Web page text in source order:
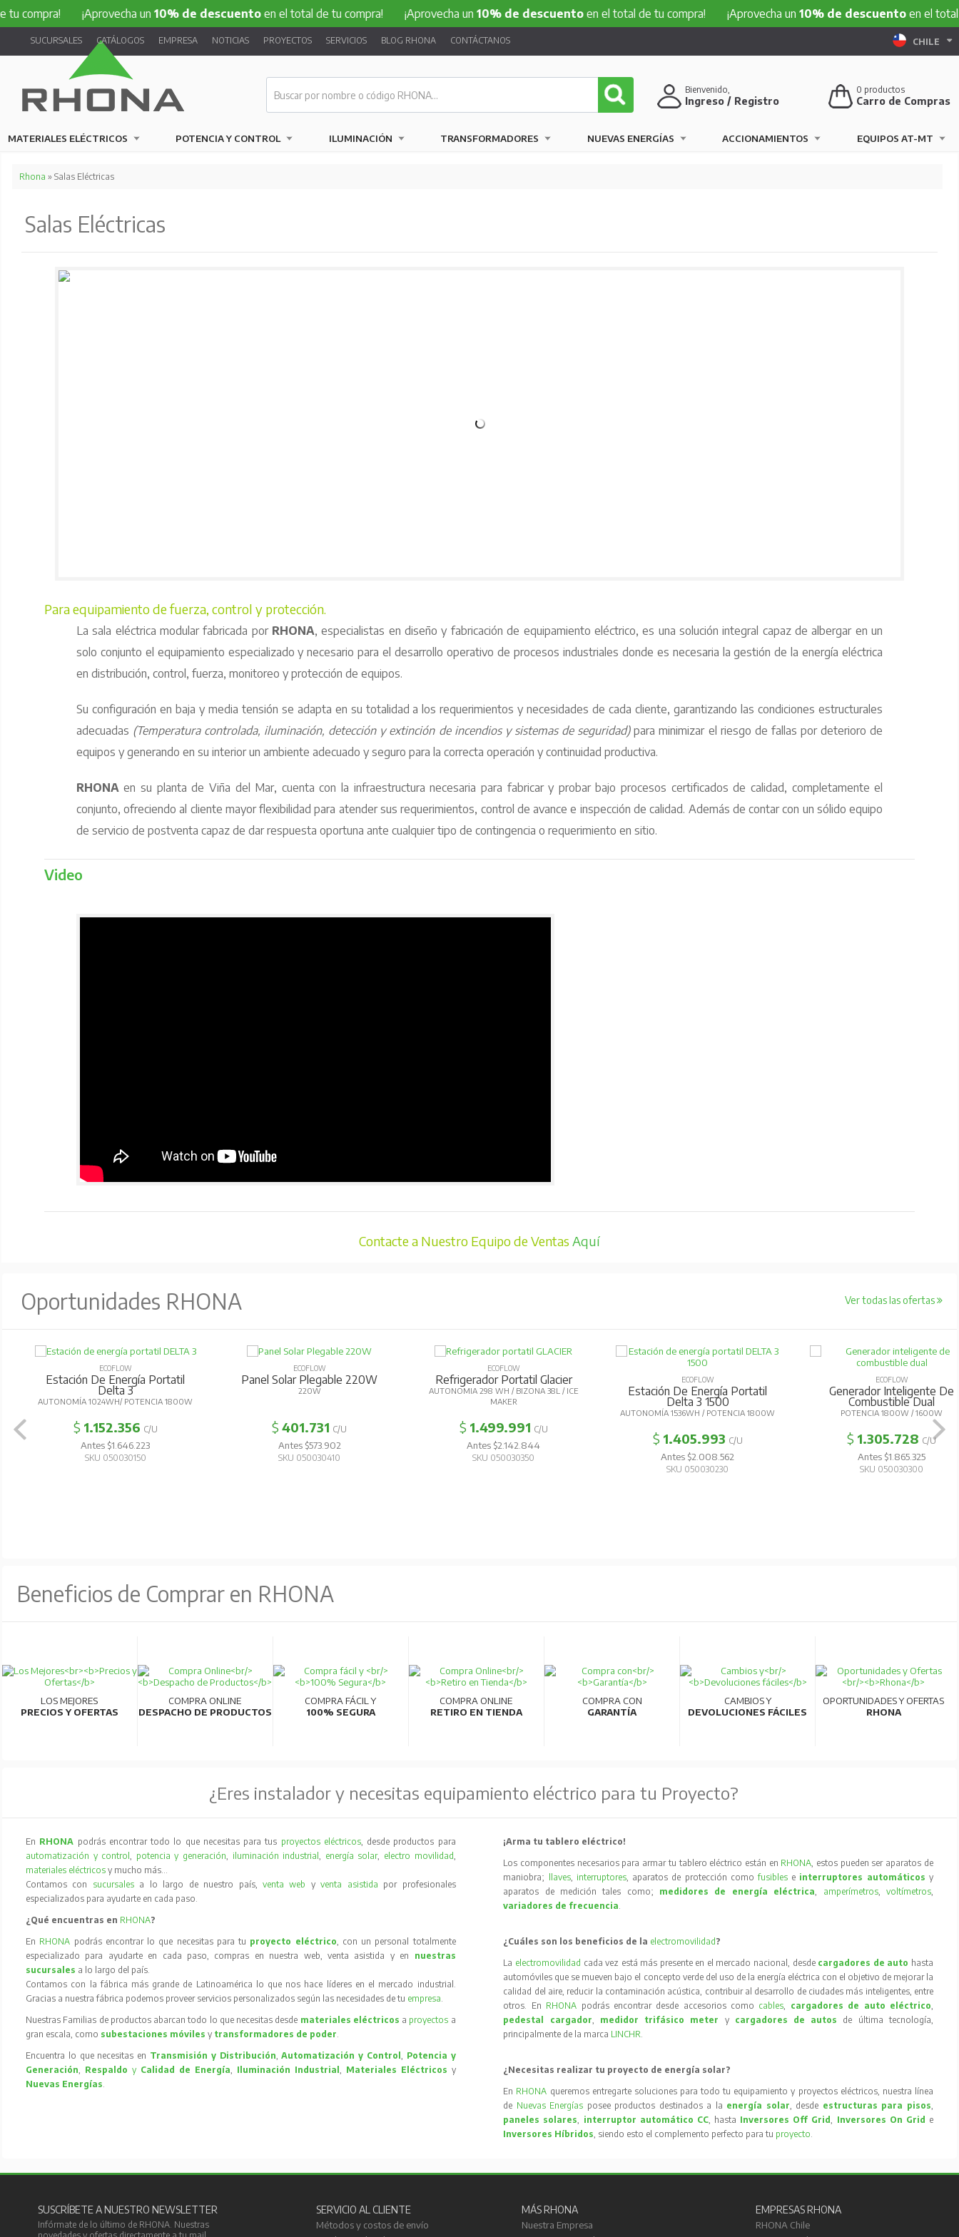
¡Aprovecha un10% de descuentoen el total de tu compra! ¡Aprovecha un10% de descuentoen el total de tu compra! ¡Aprovecha un10% de descuentoen el total de tu
SUCURSALES CATÁLOGOS EMPRESA NOTICIAS PROYECTOS SERVICIOS BLOG RHONA CONTÁCTANOS CHILE
0 productos
Carro de Compras
Bienvenido,
Ingreso / Registro
MATERIALES ELÉCTRICOS POTENCIA Y CONTROL ILUMINACIÓN TRANSFORMADORES NUEVAS ENERGÍAS ACCIONAMIENTOS EQUIPOS AT-MT
Rhona » Salas Eléctricas
Salas Eléctricas
Para equipamiento de fuerza, control y protección.
La sala eléctrica modular fabricada por RHONA, especialistas en diseño y fabricación de equipamiento eléctrico, es una solución integral capaz de albergar en un
solo conjunto el equipamiento especializado y necesario para el desarrollo operativo de procesos industriales donde es necesaria la gestión de la energía eléctrica
en distribución, control, fuerza, monitoreo y protección de equipos.
Su configuración en baja y media tensión se adapta en su totalidad a los requerimientos y necesidades de cada cliente, garantizando las condiciones estructurales
adecuadas (Temperatura controlada, iluminación, detección y extinción de incendios y sistemas de seguridad)para minimizar el riesgo de fallas por deterioro de
equipos y generando en su interior un ambiente adecuado y seguro para la correcta operación y continuidad productiva.
RHONAen su planta de Viña del Mar, cuenta con la infraestructura necesaria para fabricar y probar bajo procesos certificados de calidad, completamente el
conjunto, ofreciendo al cliente mayor flexibilidad para atender sus requerimientos, control de avance e inspección de calidad. Además de contar con un sólido equipo
de servicio de postventa capaz de dar respuesta oportuna ante cualquier tipo de contingencia o requerimiento en sitio.
Video
Contacte a Nuestro Equipo de Ventas Aquí
Oportunidades RHONA Ver todas las ofertas
ECOFLOW
Estación De Energía Portatil
Delta 3
AUTONOMÍA 1024WH/ POTENCIA 1800W
$ 1.152.356 C/U
Antes $1.646.223
SKU 050030150
ECOFLOW
Panel Solar Plegable 220W
220W
$401.731 C/U
Antes $573.902
SKU 050030410
ECOFLOW
Refrigerador Portatil Glacier
AUTONOMIA 298 WH / BIZONA 38L / ICE
MAKER
$ 1.499.991 C/U
Antes $2.142.844
SKU 050030350
ECOFLOW
Estación De Energía Portatil
Delta 3 1500
AUTONOMÍA 1536WH / POTENCIA 1800W
$ 1.405.993 C/U
Antes $2.008.562
SKU 050030230
ECOFLOW
Generador Inteligente De
Combustible Dual
POTENCIA 1800W / 1600W
$ 1.305.728 C/U
Antes $1.865.325
SKU 050030300
Beneficios de Comprar en RHONA
LOS MEJORES
PRECIOS Y OFERTAS
COMPRA ONLINE
DESPACHO DE PRODUCTOS
COMPRA FÁCIL Y
100% SEGURA
COMPRA ONLINE
RETIRO EN TIENDA
COMPRA CON
GARANTÍA
CAMBIOS Y
DEVOLUCIONES FÁCILES
OPORTUNIDADES Y OFERTAS
RHONA
¿Eres instalador y necesitas equipamiento eléctrico para tu Proyecto?
En RHONA podrás encontrar todo lo que necesitas para tus proyectos eléctricos, desde productos para
automatización y control, potencia y generación, iluminación industrial, energía solar, electro movilidad,
materiales eléctricos y mucho más…
Contamos con sucursales a lo largo de nuestro país, venta web yventa asistida por profesionales
especializados para ayudarte en cada paso.
¿Qué encuentras en RHONA?
En RHONA podrás encontrar lo que necesitas para tu proyecto eléctrico, con un personal totalmente
especializado para ayudarte en cada paso, compras en nuestra web, venta asistida y en nuestras
sucursales a lo largo del país.
Contamos con la fábrica más grande de Latinoamérica lo que nos hace líderes en el mercado industrial.
Gracias a nuestra fábrica podemos proveer servicios personalizados según las necesidades de tu empresa.
Nuestras Familias de productos abarcan todo lo que necesitas desde materiales eléctricos a proyectos a
gran escala, como subestaciones móvilesy transformadores de poder.
Encuentra lo que necesitas en Transmisión y Distribución,Automatización y Control, Potencia y
Generación, Respaldo y Calidad de Energía, Iluminación Industrial , Materiales Eléctricos y
Nuevas Energías.
¡Arma tu tablero eléctrico!
Los componentes necesarios para armar tu tablero eléctrico están en RHONA, estos pueden ser aparatos de
maniobra;
llaves, interruptores, aparatos de protección comofusibles e interruptores automáticos y
aparatos de medición tales como; medidores de energía eléctrica, amperímetros, voltímetros,
variadores de frecuencia.
¿Cuáles son los beneficios de la electromovilidad ?
La electromovilidad cada vez está más presente en el mercado nacional, desde cargadores de auto hasta
automóviles que se mueven bajo el concepto verde del uso de la energía eléctrica con el objetivo de mejorar la
calidad del aire, reducir la contaminación acústica, contribuir al desarrollo de ciudades más inteligentes, entre
otros. En RHONA podrás encontrar desde accesorios como cables, cargadores de auto eléctrico,
pedestal cargador, medidor trifásico meter y cargadores de autos
de última tecnología,
principalmente de la marca LINCHR.
¿Necesitas realizar tu proyecto de energía solar?
En RHONA queremos entregarte soluciones para todo tu equipamiento y proyectos eléctricos, nuestra línea
de Nuevas Energías posee productos destinados a la energía solar, desde estructuras para pisos,
paneles solares, interruptor automático CC, hasta Inversores Off Grid, Inversores On Grid e
Inversores Híbridos, siendo esto el complemento perfecto para tu proyecto.
SUSCRÍBETE A NUESTRO NEWSLETTER
Infórmate de lo último de RHONA. Nuestras
SERVICIO AL CLIENTE
Métodos y costos de envío
MÁS RHONA
Nuestra Empresa
EMPRESAS RHONA
RHONA Chile